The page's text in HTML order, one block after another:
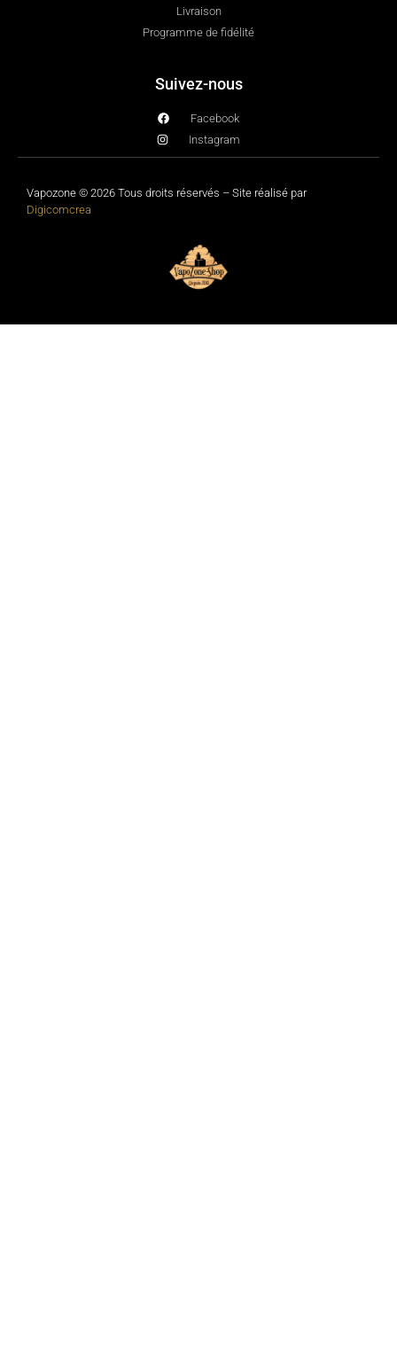
Livraison
Programme de fidélité
Suivez-nous
Facebook
Instagram
Vapozone © 2026 Tous droits réservés – Site réalisé par
Digicomcrea